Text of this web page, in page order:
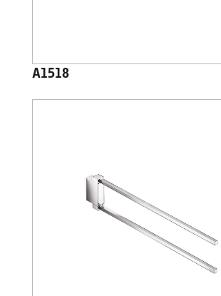
A1518